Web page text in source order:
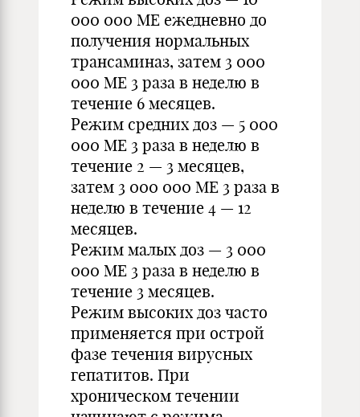
000 000 МЕ ежедневно до
получения нормальных
трансаминаз, затем 3 000
000 МЕ 3 раза в неделю в
течение 6 месяцев.
Режим средних доз — 5 000
000 МЕ 3 раза в неделю в
течение 2 — 3 месяцев,
затем 3 000 000 МЕ 3 раза в
неделю в течение 4 — 12
месяцев.
Режим малых доз — 3 000
000 МЕ 3 раза в неделю в
течение 3 месяцев.
Режим высоких доз часто
применяется при острой
фазе течения вирусных
гепатитов. При
хроническом течении